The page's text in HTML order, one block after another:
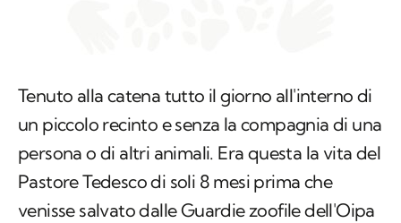
Tenuto alla catena tutto il giorno all'interno di
un piccolo recinto e senza la compagnia di una
persona o di altri animali. Era questa la vita del
Pastore Tedesco di soli 8 mesi prima che
venisse salvato dalle Guardie zoofile dell'Oipa